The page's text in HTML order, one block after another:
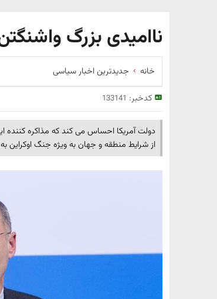
ناامیدی بزرگ
خانه جدیدترین اخبار سیاسی
کدخبر: 133141
دولت آمریکا احساس می کند که مذاکره کننده
از شرایط منطقه و جهان به ویژه جنگ اوکراین